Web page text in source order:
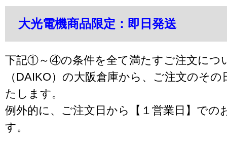
大光電機商品限定：即日発送
下記①～④の条件を全て満たすご注文につ
（DAIKO）の大阪倉庫から、ご注文のそ
たします。
例外的に、ご注文日から【１営業日】での
す。